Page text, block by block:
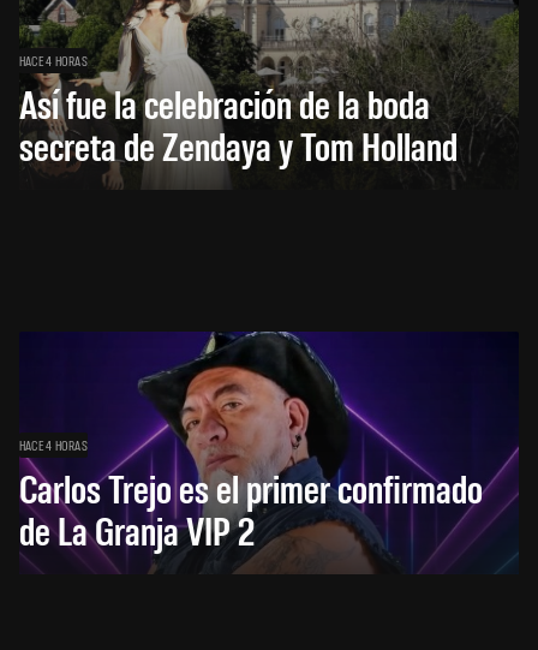
HACE 4 HORAS
Así fue la celebración de la boda
secreta de Zendaya y Tom Holland
HACE 4 HORAS
Carlos Trejo es el primer confirmado
de La Granja VIP 2